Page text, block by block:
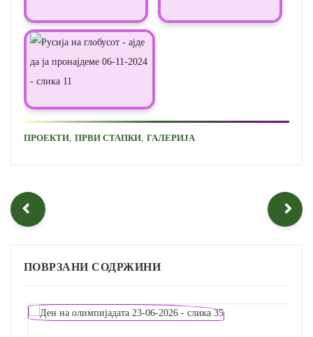
ПРОЕКТИ, ПРВИ СТАПКИ, ГАЛЕРИЈА
ПОВРЗАНИ СОДРЖИНИ